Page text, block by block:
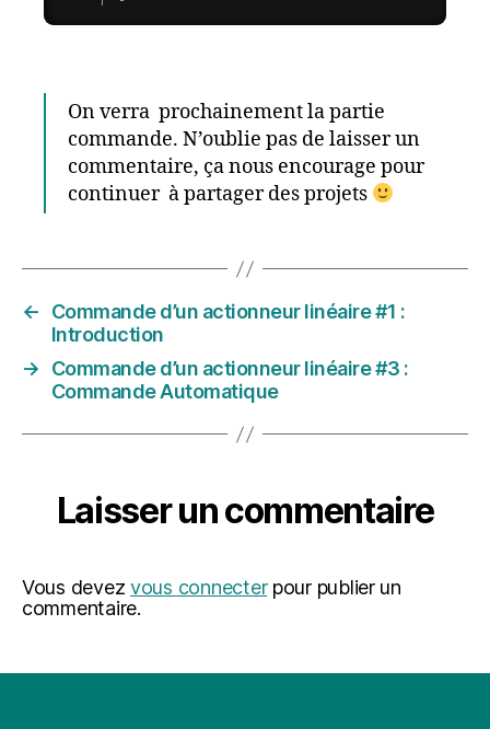
On verra prochainement la partie
commande. N’oublie pas de laisser un
commentaire, ça nous encourage pour
continuer à partager des projets
←
Commande d’un actionneur linéaire #1 :
Introduction
→
Commande d’un actionneur linéaire #3 :
Commande Automatique
Laisser un commentaire
Vous devezvous connecterpour publier un
commentaire.